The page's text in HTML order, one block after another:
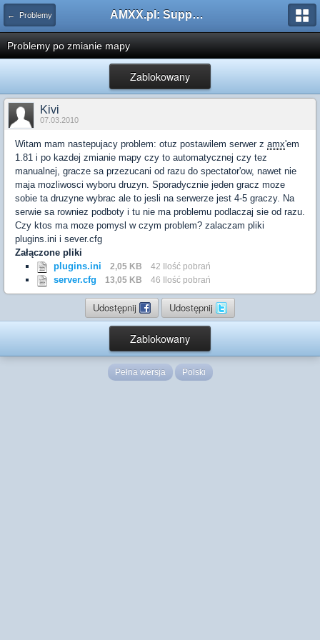
← Problemy AMXX.pl: Support AMX Mod X i SourceMod
Problemy po zmianie mapy
Zablokowany
Kivi
07.03.2010
Witam mam nastepujacy problem: otuz postawilem serwer z amx'em
1.81 i po kazdej zmianie mapy czy to automatycznej czy tez
manualnej, gracze sa przezucani od razu do spectator'ow, nawet nie
maja mozliwosci wyboru druzyn. Sporadycznie jeden gracz moze
sobie ta druzyne wybrac ale to jesli na serwerze jest 4-5 graczy. Na
serwie sa rowniez podboty i tu nie ma problemu podlaczaj sie od razu.
Czy ktos ma moze pomysl w czym problem? zalaczam pliki
plugins.ini i sever.cfg
Załączone pliki
plugins.ini
2,05 KB 42 Ilość pobrań
server.cfg 13,05 KB 46 Ilość pobrań
Udostępnij Udostępnij
Zablokowany
Pełna wersja Polski